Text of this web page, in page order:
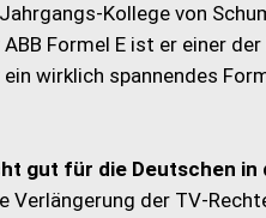
Kollege von
Formel E ist er einer
wirklich spannendes
gut für die Deutschen in
Verlängerung der TV-